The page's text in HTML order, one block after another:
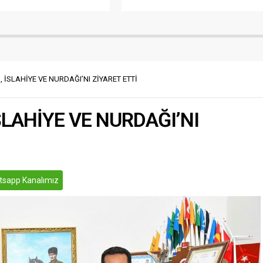
vatandaşlar kapalı
Emniyet Müdürlüğü, İl Jandarma
İSLAHİYE VE NURDAĞI’NI ZİYARET ETTİ
VE NURDAĞI’NI
Kanalımız